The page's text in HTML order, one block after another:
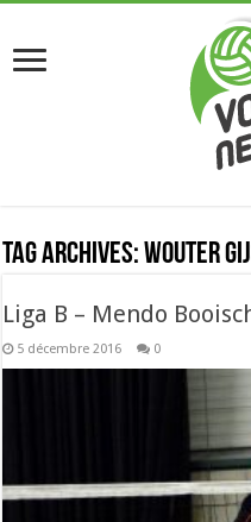
Tag Archives:Wouter
Liga B – Mendo
5 décembre 2016 0